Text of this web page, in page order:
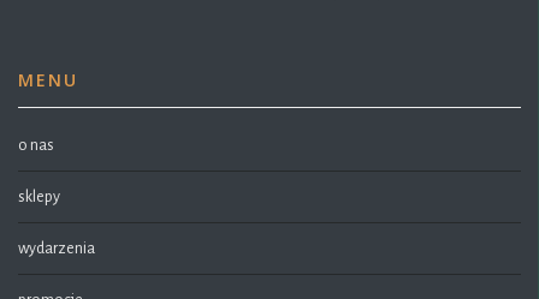
MENU
o nas
sklepy
wydarzenia